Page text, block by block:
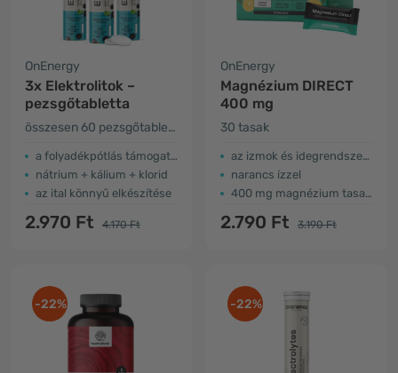
OnEnergy
3x Elektrolitok –
pezsgőtabletta
összesen 60 pezsgőtabletta
a folyadékpótlás támogatása
nátrium + kálium + klorid
az ital könnyű elkészítése
2.970 Ft 4.170 Ft
OnEnergy
Magnézium DIRECT
400 mg
30 tasak
az izmok és idegrendszer számára
narancs ízzel
400 mg magnézium tasakonként
2.790 Ft 3.190 Ft
-22% -22%